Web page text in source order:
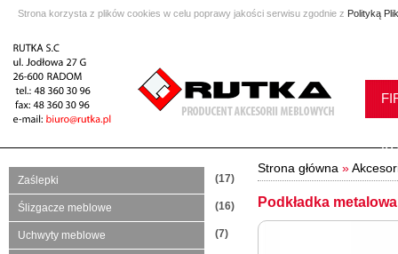
Strona korzysta z plików cookies w celu poprawy jakości serwisu zgodnie z Polityką
Zaślepki (17)
Ślizgacze meblowe (16)
Uchwyty meblowe (7)
Strona główna »
Podkładka